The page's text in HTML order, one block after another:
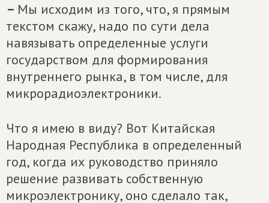
– Мы исходим из того, что, я прямым
текстом скажу, надо по сути дела
навязывать определенные услуги
государством для формирования
внутреннего рынка, в том числе, для
микрорадиоэлектроники.
Что я имею в виду? Вот Китайская
Народная Республика в определенный
год, когда их руководство приняло
решение развивать собственную
микроэлектронику, оно сделало так,